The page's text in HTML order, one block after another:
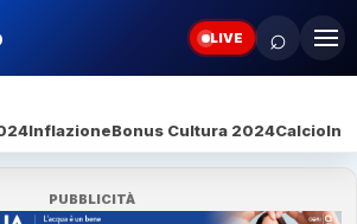
LIVE ⌕
InflazioneBonus Cultura 2024Calcio
PUBBLICITÀ